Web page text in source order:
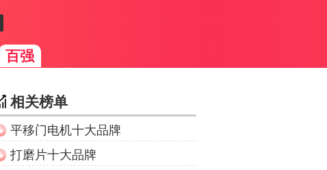
百强
相关榜单
平移门电机十大品牌
打磨片十大品牌